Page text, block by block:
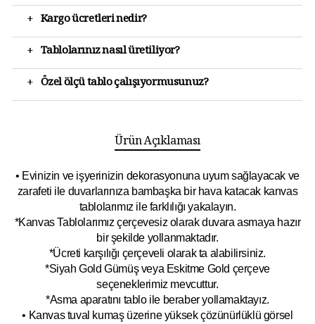
+ Kargo ücretleri nedir?
+ Tablolarınız nasıl üretiliyor?
+ Özel ölçü tablo çalışıyormusunuz?
Ürün Açıklaması
• Evinizin ve işyerinizin dekorasyonuna uyum sağlayacak ve
zarafeti ile duvarlarınıza bambaşka bir hava katacak kanvas
tablolarımız ile farklılığı yakalayın.
*Kanvas Tablolarımız çerçevesiz olarak duvara asmaya hazır
bir şekilde yollanmaktadır.
*Ücreti karşılığı çerçeveli olarak ta alabilirsiniz.
*Siyah Gold Gümüş veya Eskitme Gold çerçeve
seçeneklerimiz mevcuttur.
*Asma aparatını tablo ile beraber yollamaktayız.
• Kanvas tuval kumaş üzerine yüksek çözünürlüklü görsel